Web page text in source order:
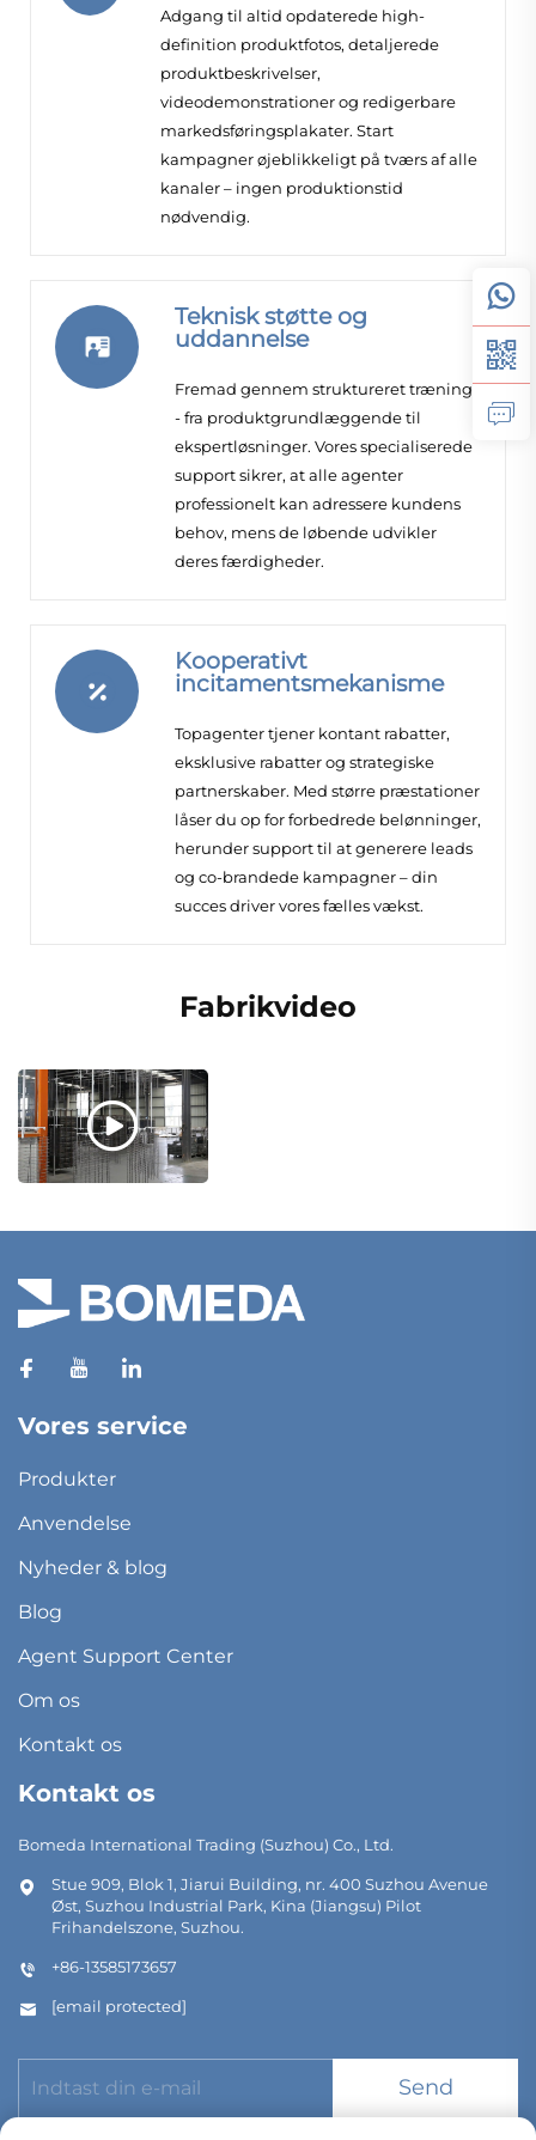
Adgang til altid opdaterede high-
definition produktfotos, detaljerede
produktbeskrivelser,
videodemonstrationer og redigerbare
markedsføringsplakater. Start
kampagner øjeblikkeligt på tværs af alle
kanaler – ingen produktionstid
nødvendig.
Teknisk støtte og
uddannelse
Fremad gennem struktureret træning
- fra produktgrundlæggende til
ekspertløsninger. Vores specialiserede
support sikrer, at alle agenter
professionelt kan adressere kundens
behov, mens de løbende udvikler
deres færdigheder.
Kooperativt
incitamentsmekanisme
Topagenter tjener kontant rabatter,
eksklusive rabatter og strategiske
partnerskaber. Med større præstationer
låser du op for forbedrede belønninger,
herunder support til at generere leads
og co-brandede kampagner – din
succes driver vores fælles vækst.
Fabrikvideo
Vores service
Produkter
Anvendelse
Nyheder & blog
Blog
Agent Support Center
Om os
Kontakt os
Kontakt os
Bomeda International Trading (Suzhou) Co., Ltd.
Stue 909, Blok 1, Jiarui Building, nr. 400 Suzhou Avenue
Øst, Suzhou Industrial Park, Kina (Jiangsu) Pilot
Frihandelszone, Suzhou.
+86-13585173657
[email protected]
Send